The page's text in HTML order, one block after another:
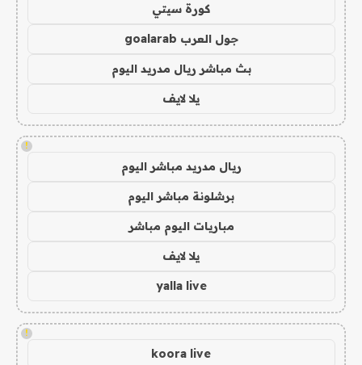
كورة سيتي
جول العرب goalarab
بث مباشر ريال مدريد اليوم
يلا لايف
!
ريال مدريد مباشر اليوم
برشلونة مباشر اليوم
مباريات اليوم مباشر
يلا لايف
yalla live
!
koora live